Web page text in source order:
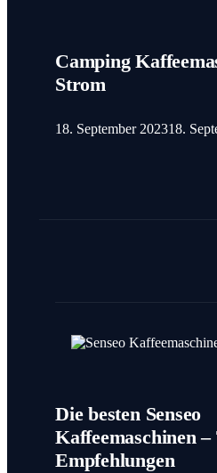
Camping
Strom
18. September 202318.
Die besten Senseo
Kaffeemaschinen
Empfehlungen